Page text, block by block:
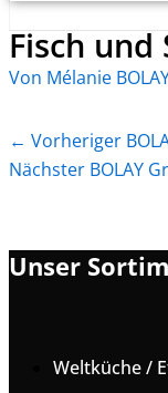
Fisch und
Von Mélanie
← Vorheriger
Nächster BOLAY
Unser
Weltküche /